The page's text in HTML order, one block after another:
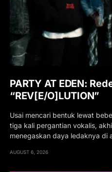
PARTY AT EDEN:
“REV[E/O]LUTION”
Usai mencari bentuk lewat
tiga kali pergantian vokalis,
menegaskan daya ledaknya di
AUGUST 6, 2026